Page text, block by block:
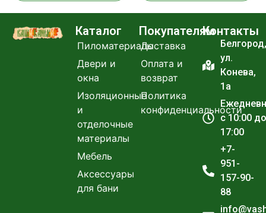
Каталог
Пиломатериалы
Двери и
окна
Изоляционные
и
отделочные
материалы
Мебель
Аксессуары
для бани
Покупателям
Доставка
Оплата и
возврат
Политика
конфиденциальности
Контакты
Белгород,
ул.
Конева,
1а
с 10:00 до
17:00
+7-
951-
157-90-
88